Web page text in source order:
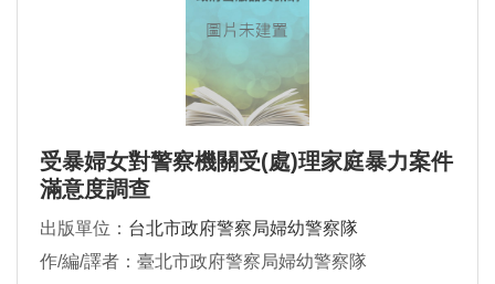
受暴婦女對警察機關受(處)理家庭暴力案件
滿意度調查
出版單位： 台北市政府警察局婦幼警察隊
作/編/譯者：臺北市政府警察局婦幼警察隊